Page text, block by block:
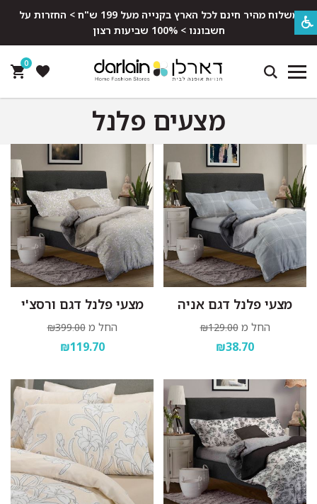
משלוח מהיר חינם לכל הארץ בקנייה מעל 199 ש"ח > החזרות על
חשבוננו > 100% שביעות רצון
0
מצעים פלנל
מצעי פלנל דגם אניה
החל מ ₪129.00
₪38.70
מצעי פלנל דגם ורסצ'י
החל מ ₪399.00
₪119.70